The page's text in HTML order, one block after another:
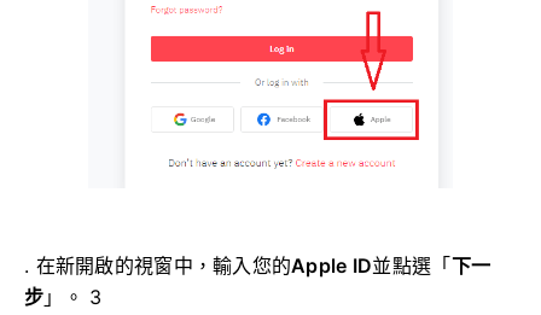
. 在新開啟的視窗中，輸入您的Apple ID並點選「下一
步 」。 3